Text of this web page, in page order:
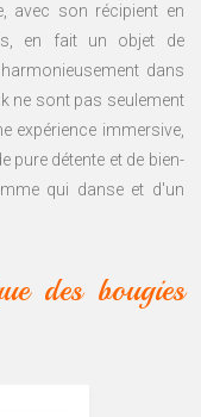
avec son récipient en
en fait un objet de
dans
ne sont pas seulement
expérience immersive,
pure détente et de bien-
qui danse et d'un
des bougies